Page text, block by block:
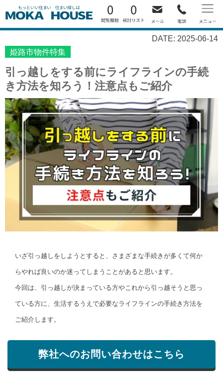
0 0
DATE: 2025-06-14
姫路市物件特集
引っ越しをする前にライフラインの手続
き方法を知ろう！注意点もご紹介
いざ引っ越しをしようとすると、さまざまな手続きが多くて何か
らやれば良いのか迷ってしまうことがあると思います。
今回は、引っ越しが決まっている方やこれから引っ越そうと思っ
ている方に、生活するうえで必要なライフラインの手続き方法を
ご紹介します。
弊社へのお問い合わせはこちら